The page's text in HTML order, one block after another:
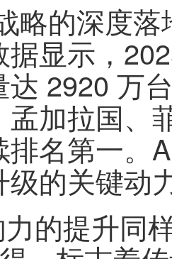
略的深度
据显示，
达 2920 万
孟加拉国、
名第一。
的关键动
的提升同